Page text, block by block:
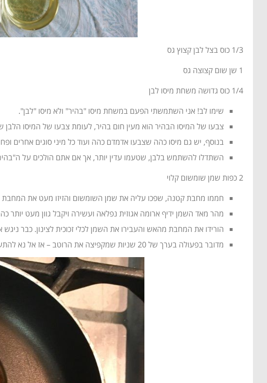
1/3 כוס בצל לבן קצוץ גס
1 שן שום קצוצה גס
1/4 כוס גדושה משחת מיסו לבן
שימו לב! אני השתמשתי הפעם במשחת מיסו "בהיר" ולא מיסו "לבן".
צבעו של המיסו הבהיר הוא מעין חום בהיר, לעומת צבעו של המיסו
בנוסף, יש גם מיסו כהה שצבעו אדמדם כהה ועוד כל מיני סוגים אחרים
השתדלו להשתמש בלבן, שטעמו עדין יותר, אך אם אתם הולכים על
2 כפות שמן שומשום קלוי
חממו מחבת קטנה, שפכו עליה את שמן השומשום והזיזו מעט את
מהר מאד השמן ידיף ארומה אגוזית נפלאה ועשירה ויקבל גוון מעט יותר
הורידו את המחבת מהאש והעבירו את השמן לכלי זכוכית לצינון. כבר ניגש
מדובר בפעולה בערך של 20 שניות שמקפיצה את הרוטב – אז אל נא להתעצל!